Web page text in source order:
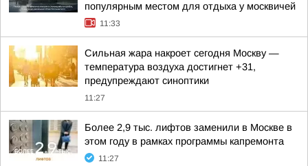
популярным местом для отдыха у москвичей
11:33
Сильная жара накроет сегодня Москву —
температура воздуха достигнет +31,
предупреждают синоптики
11:27
Более 2,9 тыс. лифтов заменили в Москве в
этом году в рамках программы капремонта
11:27